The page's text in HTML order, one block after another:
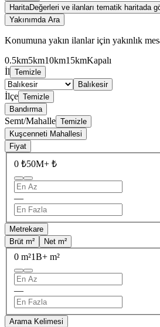
HaritaDeğerleri ve ilanları tematik haritada
Yakınımda Ara
Konumuna yakın ilanlar için yakınlık
0.5km5km10km15kmKapalı
İl Temizle
Balıkesir
İlçe Temizle
Bandırma
Semt/Mahalle Temizle
Kuşcenneti Mahallesi
Fiyat
0 ₺50M+ ₺
—
Metrekare
Brüt m²
Net m²
0 m²1B+ m²
—
Arama Kelimesi